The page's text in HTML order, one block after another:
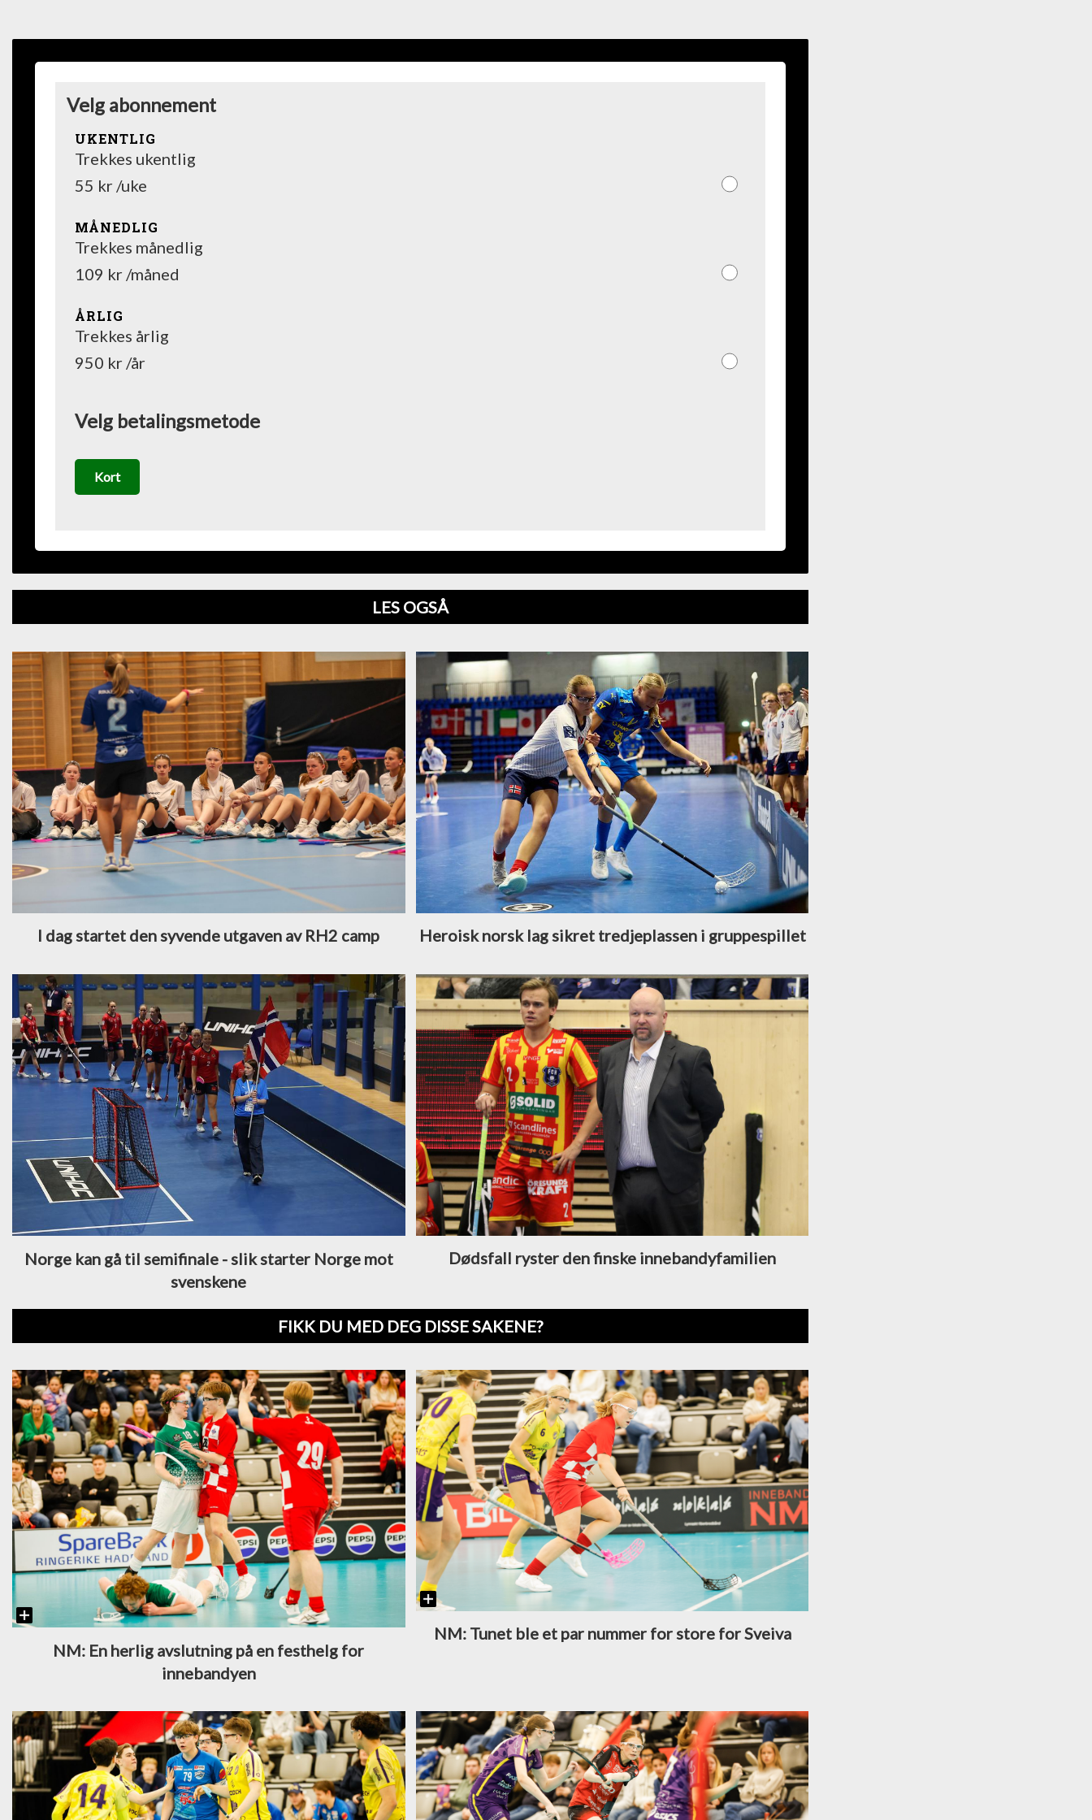
Velg abonnement
UKENTLIG
Trekkes ukentlig
55 kr /uke
MÅNEDLIG
Trekkes månedlig
109 kr /måned
ÅRLIG
Trekkes årlig
950 kr /år
Velg betalingsmetode
Kort
LES OGSÅ
I dag startet den syvende utgaven av RH2 camp Heroisk norsk lag sikret tredjeplassen i gruppespillet
Norge kan gå til semifinale - slik starter Norge mot
svenskene
Dødsfall ryster den finske innebandyfamilien
FIKK DU MED DEG DISSE SAKENE?
NM: En herlig avslutning på en festhelg for
innebandyen
NM: Tunet ble et par nummer for store for Sveiva